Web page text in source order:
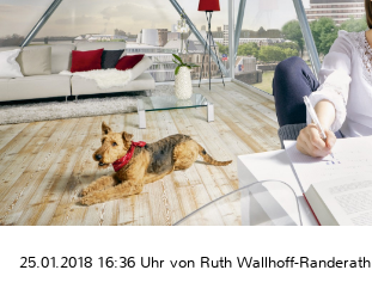
25.01.2018 16:36 Uhr von Ruth Wallhoff-Randerath